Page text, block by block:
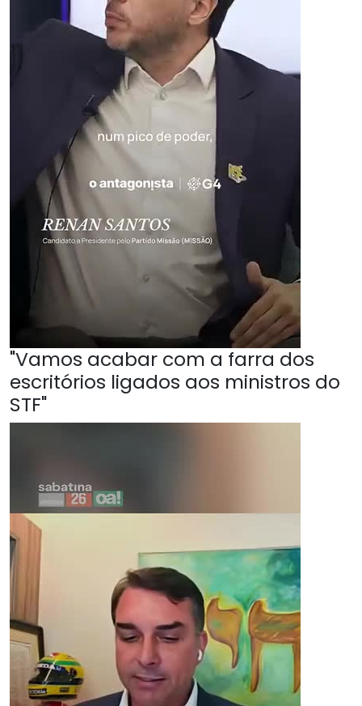
"Vamos acabar com a farra dos
escritórios ligados aos ministros do
STF"